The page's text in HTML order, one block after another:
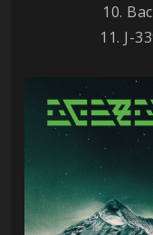
10.
11. J-